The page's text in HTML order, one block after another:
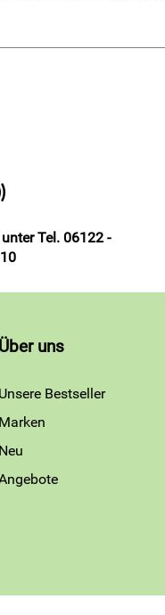
Tel. 06122 -
Über uns
Unsere Bestseller
Marken
Neu